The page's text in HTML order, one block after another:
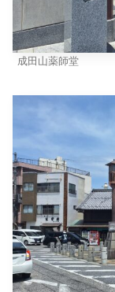
成田山薬師堂